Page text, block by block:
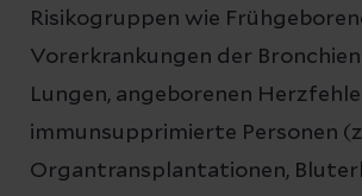
Risikogruppen wie
Vorerkrankungen der
Lungen, angeborenen
immunsupprimierte Personen
Organtransplantationen,